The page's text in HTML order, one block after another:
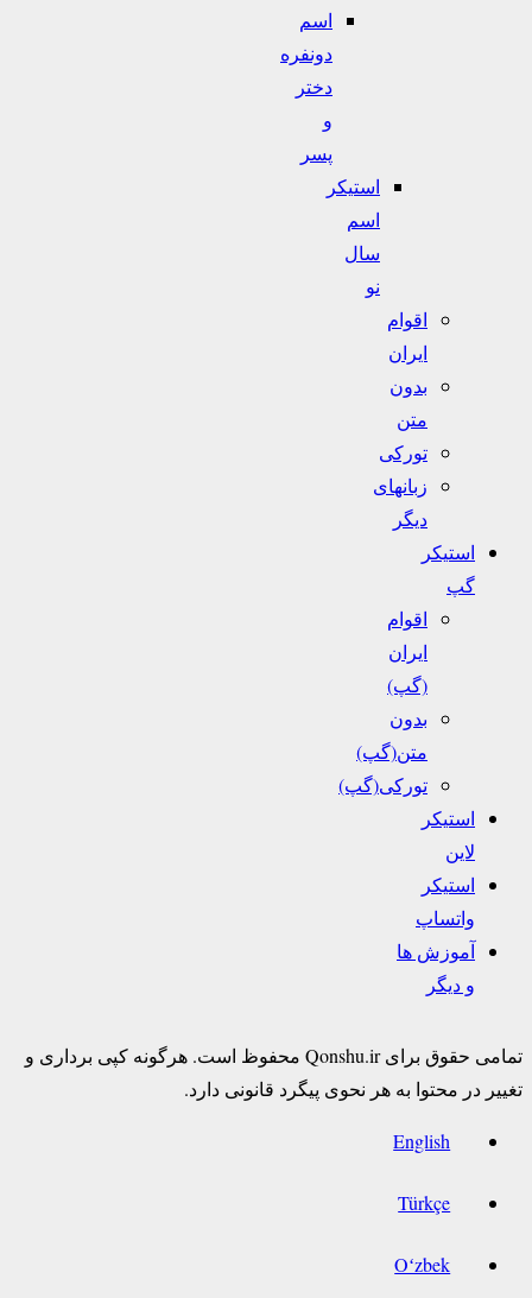
اسم
دونفره
دختر
و
پسر
استیکر
اسم
سال
نو
اقوام
ایران
بدون
متن
تورکی
زبانهای
دیگر
استیکر
گپ
اقوام
ایران
(گپ)
بدون
متن(گپ)
تورکی(گپ)
استیکر
لاین
استیکر
واتساپ
آموزش ها
و دیگر
تمامی حقوق برای Qonshu.ir محفوظ است. هرگونه کپی برداری و
تغییر در محتوا به هر نحوی پیگرد قانونی دارد.
English
Türkçe
Oʻzbek